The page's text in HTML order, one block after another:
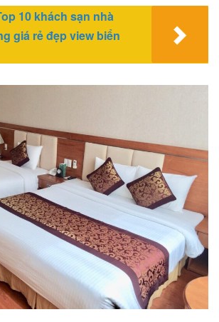
10 khách sạn nhà
giá rẻ đẹp view biển